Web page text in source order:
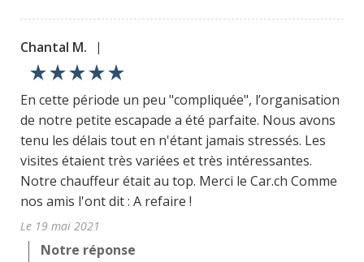
Chantal M. |
star_ratestar_ratestar_ratestar_ratestar_rate
En cette période un peu "compliquée", l’organisation
de notre petite escapade a été parfaite. Nous avons
tenu les délais tout en n'étant jamais stressés. Les
visites étaient très variées et très intéressantes.
Notre chauffeur était au top. Merci le Car.ch Comme
nos amis l'ont dit : A refaire !
Le 19 mai 2021
Notre réponse